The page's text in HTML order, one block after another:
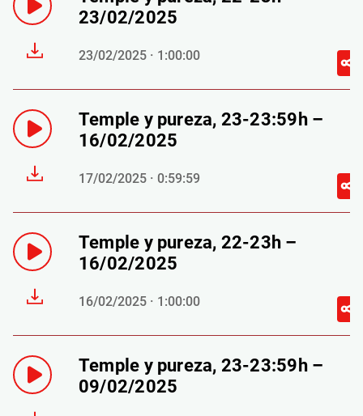
23/02/2025
23/02/2025 · 1:00:00
Temple y pureza, 23-23:59h –
16/02/2025
17/02/2025 · 0:59:59
Temple y pureza, 22-23h –
16/02/2025
16/02/2025 · 1:00:00
Temple y pureza, 23-23:59h –
09/02/2025